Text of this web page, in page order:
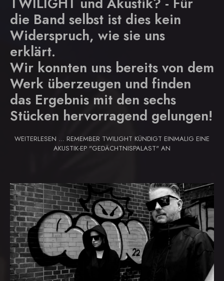
die Band selbst ist dies kein
Widerspruch, wie sie uns
erklärt.
Wir konnten uns bereits von dem
Werk überzeugen und finden
das Ergebnis mit den sechs
Stücken hervorragend gelungen!
WEITERLESEN … REMEMBER TWILIGHT KÜNDIGT EINMALIG EINE
AKUSTIK-EP "GEDÄCHTNISPALAST" AN